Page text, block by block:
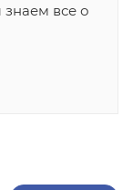
все о